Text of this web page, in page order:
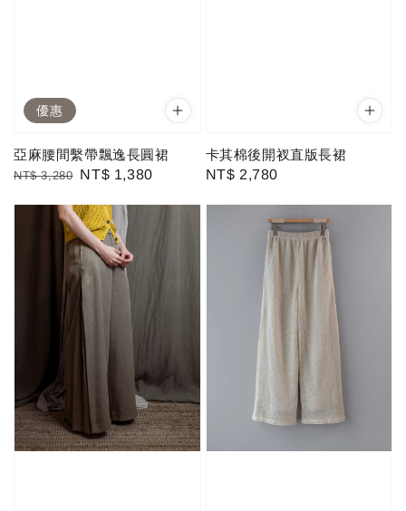
優惠
亞麻腰間繫帶飄逸長圓裙
Regular
NT$ 3,280 Sale
NT$ 1,380
卡其棉後開衩直版長裙
Regular
NT$ 2,780